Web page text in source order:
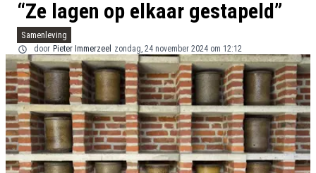
“Ze lagen op elkaar gestapeld”
Samenleving
door Pieter Immerzeel zondag, 24 november 2024 om 12:12